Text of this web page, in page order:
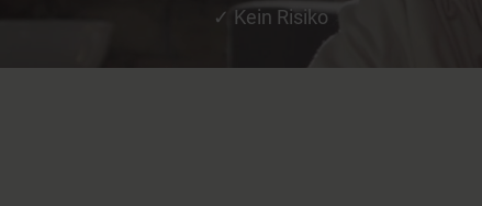
✓ Kein Risiko